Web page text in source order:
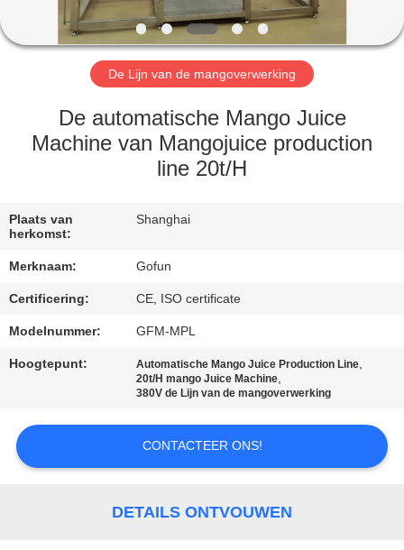
VR-
SHOW
ONGEVEER
ONS
CONTACTEER
ONS
GEVALLEN
VERZOEK
De Lijn van de mangoverwerking
De automatische Mango Juice
Machine van Mangojuice production
line 20t/H
Plaats van
herkomst:
Shanghai
Merknaam: Gofun
Certificering: CE, ISO certificate
Modelnummer: GFM-MPL
Hoogtepunt: Automatische Mango Juice Production Line,
20t/H mango Juice Machine,
380V de Lijn van de mangoverwerking
CONTACTEER ONS!
DETAILS ONTVOUWEN